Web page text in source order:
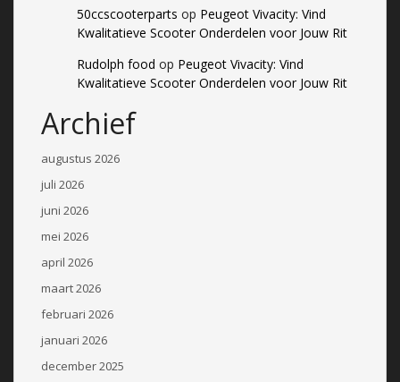
50ccscooterparts op Peugeot Vivacity: Vind
Kwalitatieve Scooter Onderdelen voor Jouw Rit
Rudolph food op Peugeot Vivacity: Vind
Kwalitatieve Scooter Onderdelen voor Jouw Rit
Archief
augustus 2026
juli 2026
juni 2026
mei 2026
april 2026
maart 2026
februari 2026
januari 2026
december 2025